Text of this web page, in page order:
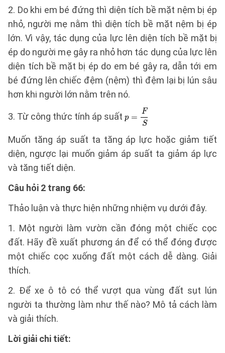
2. Do khi em bé đứng thì diện tích bề mặt nệm bị ép
nhỏ, người mẹ nằm thì diện tích bề mặt nệm bị ép
lớn. Vì vậy, tác dụng của lực lên diện tích bề mặt bị
ép do người mẹ gây ra nhỏ hơn tác dụng của lực lên
diện tích bề mặt bị ép do em bé gây ra, dẫn tới em
bé đứng lên chiếc đệm (nệm) thì đệm lại bị lún sâu
hơn khi người lớn nằm trên nó.
3. Từ công thức tính áp suất
Muốn tăng áp suất ta tăng áp lực hoặc giảm tiết
diện, ngược lại muốn giảm áp suất ta giảm áp lực
và tăng tiết diện.
Câu hỏi 2 trang 66:
Thảo luận và thực hiện những nhiệm vụ dưới đây.
1. Một người làm vườn cần đóng một chiếc cọc
đất. Hãy đề xuất phương án để có thể đóng được
một chiếc cọc xuống đất một cách dễ dàng. Giải
thích.
2. Để xe ô tô có thể vượt qua vùng đất sụt lún
người ta thường làm như thế nào? Mô tả cách làm
và giải thích.
Lời giải chi tiết: